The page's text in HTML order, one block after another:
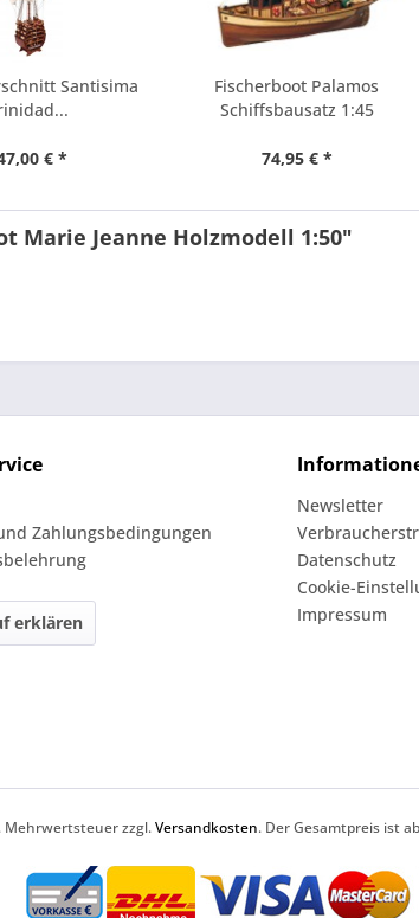
Santisima
€ *
Fischerboot Palamos
Schiffsbausatz 1:45
74,95 € *
Marie Jeanne Holzmodell 1:50"
Zahlungsbedingungen
erklären
Newsletter
Datenschutz
Cookie-
Impressum
Mehrwertsteuer zzgl.Versandkosten. Der Gesamtpreis ist